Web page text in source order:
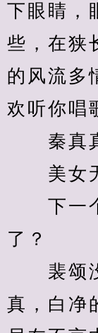
下眼睛，
些，在狭
的风流多
欢听你唱
秦真
美女无
下一个
了？
裴颂没
真，白净